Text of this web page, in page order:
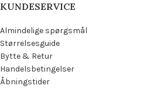
KUNDESERVICE
Almindelige spørgsmål
Størrelsesguide
Bytte & Retur
Handelsbetingelser
Åbningstider